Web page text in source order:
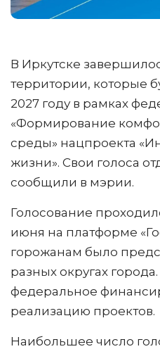
В Иркутске
территории, которые
2027 году в рамках
«Формирование
среды» нацпроекта
жизни». Свои голоса
сообщили в мэрии.
Голосование
июня на платформе
горожанам было
разных округах
федеральное
реализацию проектов.
Наибольшее число